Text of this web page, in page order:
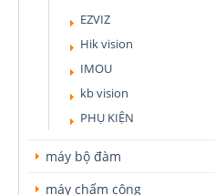
EZVIZ
Hik vision
IMOU
kb vision
PHỤ KIỆN
máy bộ đàm
máy chấm công